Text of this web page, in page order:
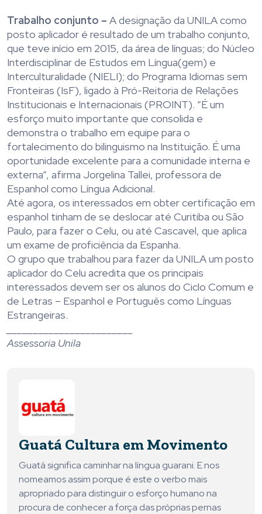
Trabalho conjunto – A designação da UNILA como
posto aplicador é resultado de um trabalho conjunto,
que teve início em 2015, da área de línguas; do Núcleo
Interdisciplinar de Estudos em Língua(gem) e
Interculturalidade (NIELI); do Programa Idiomas sem
Fronteiras (IsF), ligado à Pró-Reitoria de Relações
Institucionais e Internacionais (PROINT). “É um
esforço muito importante que consolida e
demonstra o trabalho em equipe para o
fortalecimento do bilinguismo na Instituição. É uma
oportunidade excelente para a comunidade interna e
externa”, afirma Jorgelina Tallei, professora de
Espanhol como Língua Adicional.
Até agora, os interessados em obter certificação em
espanhol tinham de se deslocar até Curitiba ou São
Paulo, para fazer o Celu, ou até Cascavel, que aplica
um exame de proficiência da Espanha.
O grupo que trabalhou para fazer da UNILA um posto
aplicador do Celu acredita que os principais
interessados devem ser os alunos do Ciclo Comum e
de Letras – Espanhol e Português como Línguas
Estrangeiras.
Assessoria Unila
Guatá Cultura em Movimento
Guatá significa caminhar na língua guarani. E nos
nomeamos assim porque é este o verbo mais
apropriado para distinguir o esforço humano na
procura de conhecer a força das próprias pernas